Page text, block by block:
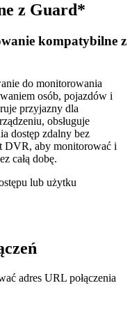
z Guard*
kompatybilne z
do monitorowania
osób, pojazdów i
przyjazny dla
obsługuje
dostęp zdalny bez
DVR, aby monitorować i
całą dobę.
lub użytku
adres URL połączenia